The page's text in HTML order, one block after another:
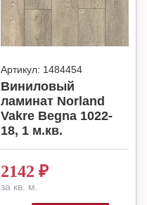
Артикул: 1484454
Виниловый
ламинат Norland
Vakre Begna 1022-
18, 1 м.кв.
2142 ₽
за кв. м.